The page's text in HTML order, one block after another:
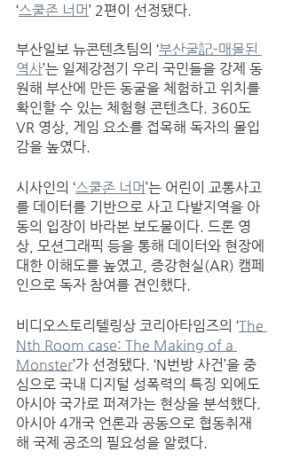
‘스쿨존 너머’ 2편이 선정됐다.
부산일보 뉴콘텐츠팀의 ‘부산굴記-매몰된
역사’는 일제강점기 우리 국민들을 강제 동
원해 부산에 만든 동굴을 체험하고 위치를
확인할 수 있는 체험형 콘텐츠다. 360도
VR 영상, 게임 요소를 접목해 독자의 몰입
감을 높였다.
시사인의 ‘스쿨존 너머’는 어린이 교통사고
를 데이터를 기반으로 사고 다발지역을 아
동의 입장이 바라본 보도물이다. 드론 영
상, 모션그래픽 등을 통해 데이터와 현장에
대한 이해도를 높였고, 증강현실(AR) 캠페
인으로 독자 참여를 견인했다.
비디오스토리텔링상 코리아타임즈의 ‘The
Nth Room case: The Making of a
Monster’가 선정됐다. ‘N번방 사건’을 중
심으로 국내 디지털 성폭력의 특징 외에도
아시아 국가로 퍼져가는 현상을 분석했다.
아시아 4개국 언론과 공동으로 협동취재
해 국제 공조의 필요성을 알렸다.